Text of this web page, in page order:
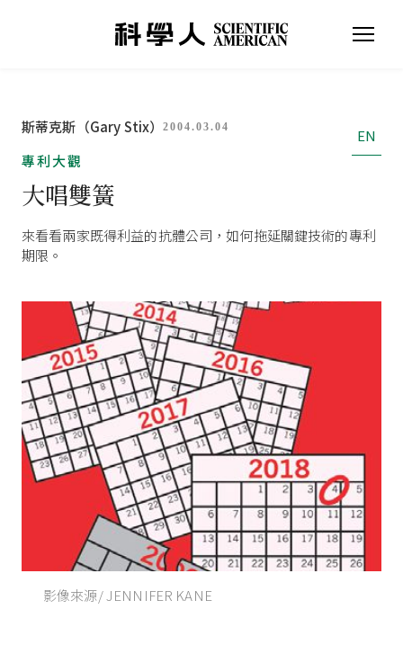
斯蒂克斯（Gary Stix）2004.03.04
EN
專利大觀
大唱雙簧
來看看兩家既得利益的抗體公司，如何拖延關鍵技術的專利
期限。
影像來源/ JENNIFER KANE